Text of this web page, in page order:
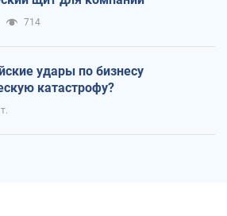
714
удары по бизнесу
катастрофу?